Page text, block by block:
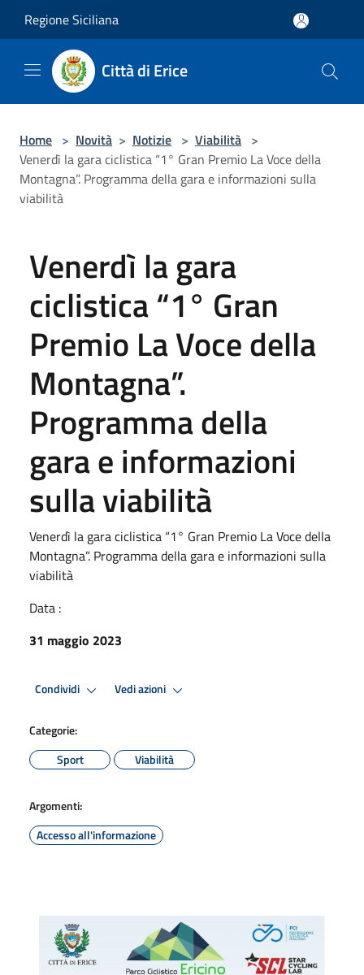
Regione Siciliana
Città di Erice
Home > Novità > Notizie > Viabilità >
Venerdì la gara ciclistica “1° Gran Premio La Voce della
Montagna”. Programma della gara e informazioni sulla
viabilità
Venerdì la gara
ciclistica “1° Gran
Premio La Voce della
Montagna”.
Programma della
gara e informazioni
sulla viabilità
Venerdì la gara ciclistica “1° Gran Premio La Voce della
Montagna”. Programma della gara e informazioni sulla
viabilità
Data :
31 maggio 2023
Condividi Vedi azioni
Categorie:
Sport
Viabilità
Argomenti:
Accesso all'informazione